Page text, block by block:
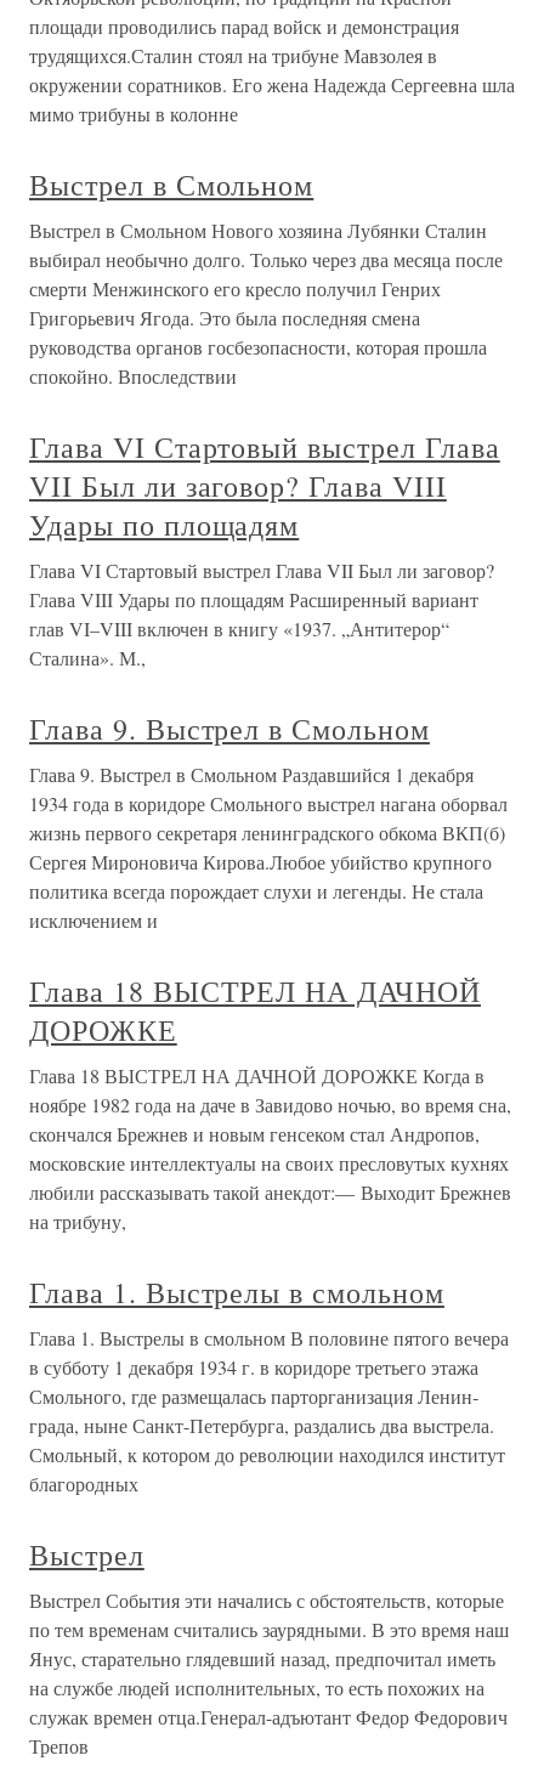
площади проводились парад войск и демонстрация
трудящихся.Сталин стоял на трибуне Мавзолея в
окружении соратников. Его жена Надежда Сергеевна шла
мимо трибуны в колонне
Выстрел в Смольном
Выстрел в Смольном Нового хозяина Лубянки Сталин
выбирал необычно долго. Только через два месяца после
смерти Менжинского его кресло получил Генрих
Григорьевич Ягода. Это была последняя смена
руководства органов госбезопасности, которая прошла
спокойно. Впоследствии
Глава VI Стартовый выстрел Глава
VII Был ли заговор? Глава VIII
Удары по площадям
Глава VI Стартовый выстрел Глава VII Был ли заговор?
Глава VIII Удары по площадям Расширенный вариант
глав VI–VIII включен в книгу «1937. „Антитерор“
Сталина». М.,
Глава 9. Выстрел в Смольном
Глава 9. Выстрел в Смольном Раздавшийся 1 декабря
1934 года в коридоре Смольного выстрел нагана оборвал
жизнь первого секретаря ленинградского обкома ВКП(б)
Сергея Мироновича Кирова.Любое убийство крупного
политика всегда порождает слухи и легенды. Не стала
исключением и
Глава 18 ВЫСТРЕЛ НА ДАЧНОЙ
ДОРОЖКЕ
Глава 18 ВЫСТРЕЛ НА ДАЧНОЙ ДОРОЖКЕ Когда в
ноябре 1982 года на даче в Завидово ночью, во время сна,
скончался Брежнев и новым генсеком стал Андропов,
московские интеллектуалы на своих пресловутых кухнях
любили рассказывать такой анекдот:— Выходит Брежнев
на трибуну,
Глава 1. Выстрелы в смольном
Глава 1. Выстрелы в смольном В половине пятого вечера
в субботу 1 декабря 1934 г. в коридоре третьего этажа
Смольного, где размещалась парторганизация Ленин­
града, ныне Санкт-Петербурга, раздались два выстрела.
Смольный, к котором до революции находился институт
благородных
Выстрел
Выстрел События эти начались с обстоятельств, которые
по тем временам считались заурядными. В это время наш
Янус, старательно глядевший назад, предпочитал иметь
на службе людей исполнительных, то есть похожих на
служак времен отца.Генерал-адъютант Федор Федорович
Трепов